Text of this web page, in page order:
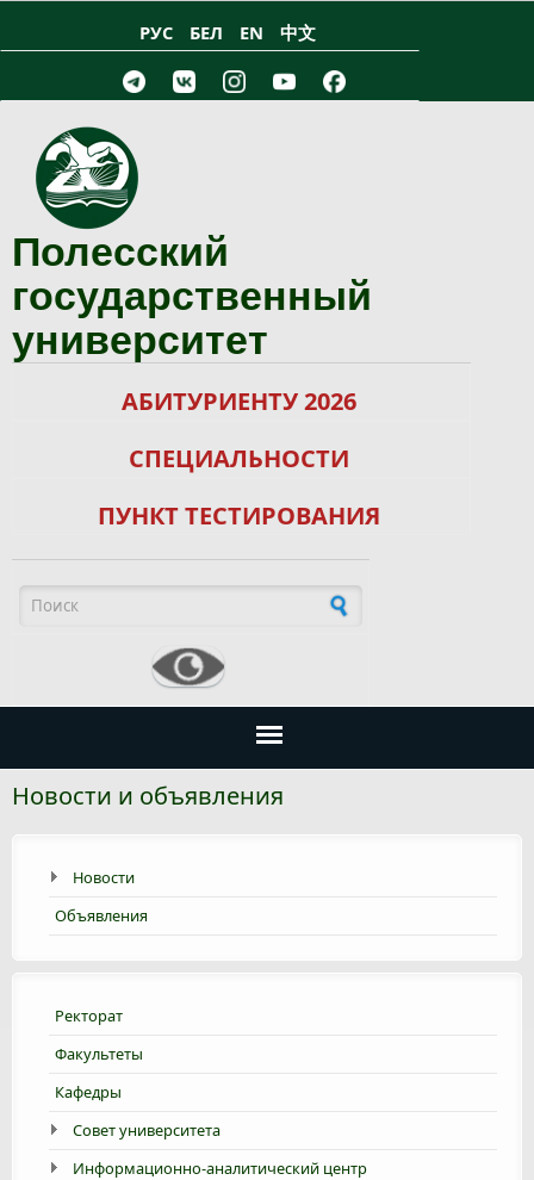
РУС БЕЛ EN 中文
Полесский
государственный
университет
АБИТУРИЕНТУ 2026
СПЕЦИАЛЬНОСТИ
ПУНКТ ТЕСТИРОВАНИЯ
Новости и объявления
Новости
Объявления
Ректорат
Факультеты
Кафедры
Совет университета
Информационно-аналитический центр